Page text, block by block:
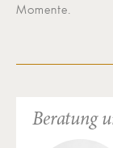
Momente.
Beratung